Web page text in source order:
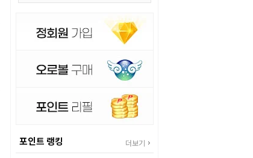
포인트 랭킹 더보기